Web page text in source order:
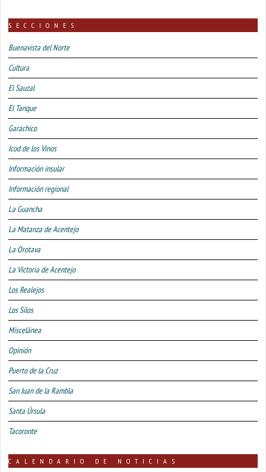
SECCIONES
Buenavista del Norte
Cultura
El Sauzal
El Tanque
Garachico
Icod de los Vinos
Información insular
Información regional
La Guancha
La Matanza de Acentejo
La Orotava
La Victoria de Acentejo
Los Realejos
Los Silos
Miscelánea
Opinión
Puerto de la Cruz
San Juan de la Rambla
Santa Úrsula
Tacoronte
CALENDARIO DE NOTICIAS